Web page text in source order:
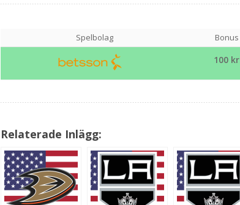
Spelbolag Bonus
100 kr
Relaterade Inlägg: